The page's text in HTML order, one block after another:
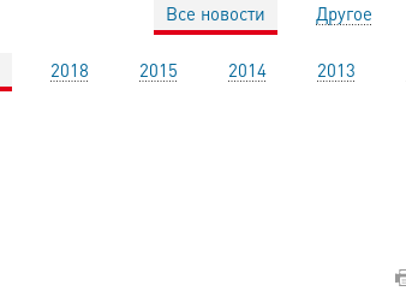
Все новости Другое
2018 2015 2014 2013